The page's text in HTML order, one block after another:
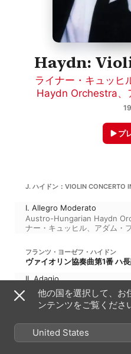
Haydn:
ライナー・キュッヒ
Haydn Orchestra、
プ
I. Allegro Moderato
Austro-Hungarian Haydn
ナー・キュッヒル、 アダム・
フランツ・ヨーゼフ・ハイドン
ヴァイオリン協奏曲第1番 ハ
II. Adagio
Austro-Hungarian Haydn
ム・フィッシャー、ライナー
他の国を選択して、お
ンテンツをご覧くださ
United States